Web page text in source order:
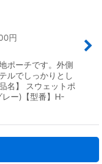
円
ポーチです。外側
ルでしっかりとし
名】 スウェットポ
ー)【型番】H-